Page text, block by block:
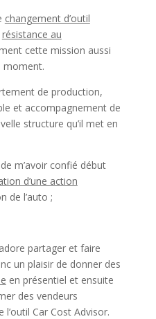
changement d’outil
résistance au
cette mission aussi
moment.
de production,
et accompagnement de
structure qu’il met en
m’avoir confié début
d’une action
de l’auto ;
partager et faire
un plaisir de donner des
en présentiel et ensuite
des vendeurs
l’outil Car Cost Advisor.